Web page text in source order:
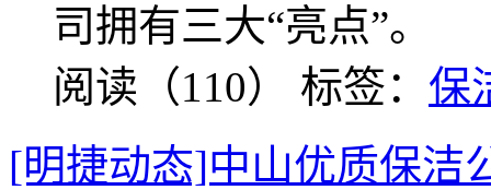
司拥有三大“亮点”。
阅读（110） 标签： 保
[明捷动态]中山优质保洁